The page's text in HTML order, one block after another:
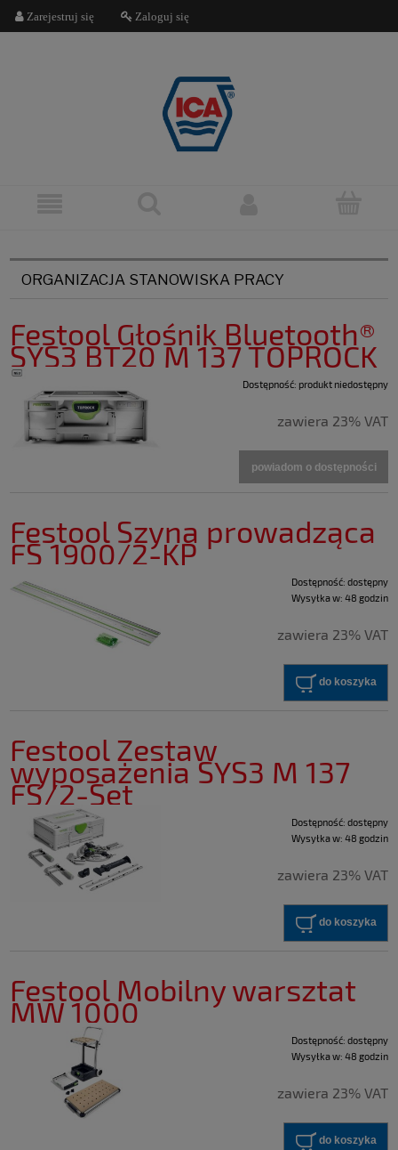
Zarejestruj się Zaloguj się
ORGANIZACJA STANOWISKA PRACY
Festool Głośnik Bluetooth®
SYS3 BT20 M 137 TOPROCK
Dostępność: produkt niedostępny
zawiera 23% VAT
powiadom o dostępności
Festool Szyna prowadząca
FS 1900/2-KP
Dostępność: dostępny
Wysyłka w: 48 godzin
zawiera 23% VAT
do koszyka
Festool Zestaw
wyposażenia SYS3 M 137
FS/2-Set
Dostępność: dostępny
Wysyłka w: 48 godzin
zawiera 23% VAT
do koszyka
Festool Mobilny warsztat
MW 1000
Dostępność: dostępny
Wysyłka w: 48 godzin
zawiera 23% VAT
do koszyka